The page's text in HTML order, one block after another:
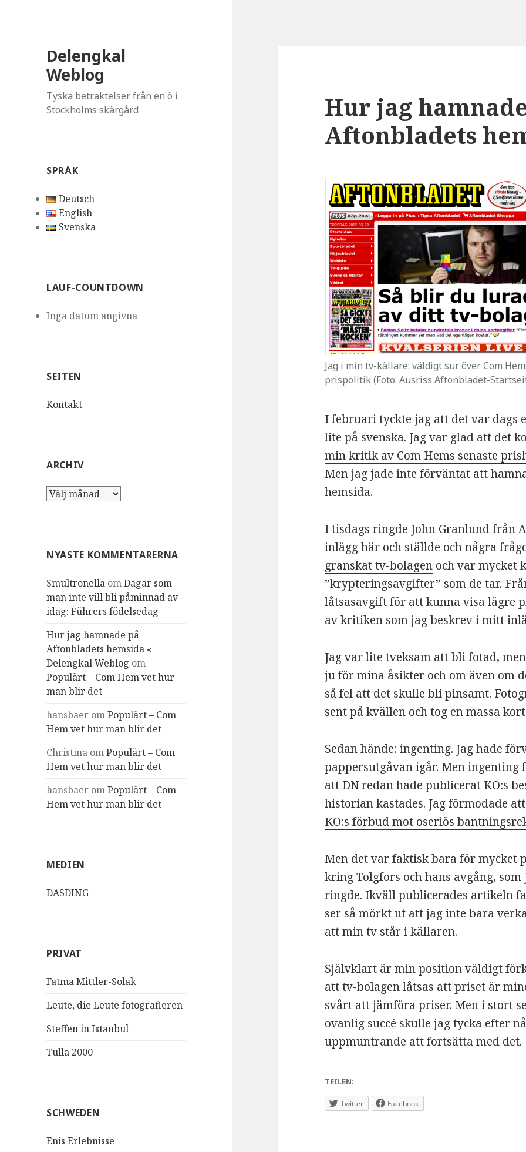
Delengkal
Weblog
Tyska betraktelser från en ö i
Stockholms skärgård
SPRÅK
Deutsch
English
Svenska
LAUF-COUNTDOWN
Inga datum angivna
SEITEN
Kontakt
ARCHIV
Archiv
NYASTE KOMMENTARERNA
Smultronella omDagar som
man inte vill bli påminnad av –
idag: Führers födelsedag
Hur jag hamnade på
Aftonbladets hemsida «
Delengkal Weblog om
Populärt – Com Hem vet hur
man blir det
hansbaer omPopulärt – Com
Hem vet hur man blir det
Christina omPopulärt – Com
Hem vet hur man blir det
hansbaer omPopulärt – Com
Hem vet hur man blir det
MEDIEN
DASDING
PRIVAT
Fatma Mittler-Solak
Leute, die Leute fotografieren
Steffen in Istanbul
Tulla 2000
SCHWEDEN
Enis Erlebnisse
Hur jag
Aftonbladets
Jag i min tv-källare: väldigt sur över Com
prispolitik (Foto: Ausriss Aftonbladet-
I februari tyckte jag att det var dags
lite på svenska. Jag var glad att det
min kritik av Com Hems senaste
Men jag jade inte förväntat att
hemsida.
I tisdags ringde John Granlund från
inlägg här och ställde och några
granskat tv-bolagen och var mycket
”krypteringsavgifter” som de tar.
låtsasavgift för att kunna visa lägre
av kritiken som jag beskrev i mitt
Jag var lite tveksam att bli fotad,
ju för mina åsikter och om även om
så fel att det skulle bli pinsamt.
sent på kvällen och tog en massa
Sedan hände: ingenting. Jag hade
pappersutgåvan igår. Men ingenting
att DN redan hade publicerat KO:s
historian kastades. Jag förmodade
KO:s förbud mot oseriös
Men det var faktisk bara för mycket
kring Tolgfors och hans avgång,
ringde. Ikvällpublicerades artikeln
ser så mörkt ut att jag inte bara
att min tv står i källaren.
Självklart är min position väldigt
att tv-bolagen låtsas att priset är
svårt att jämföra priser. Men i stort
ovanlig succé skulle jag tycka efter
uppmuntrande att fortsätta med det.
TEILEN:
Twitter Facebook